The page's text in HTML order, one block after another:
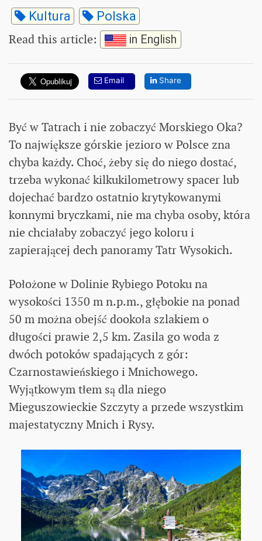
Kultura Polska
Read this article: in English
Email Share
Być w Tatrach i nie zobaczyć Morskiego Oka?
To największe górskie jezioro w Polsce zna
chyba każdy. Choć, żeby się do niego dostać,
trzeba wykonać kilkukilometrowy spacer lub
dojechać bardzo ostatnio krytykowanymi
konnymi bryczkami, nie ma chyba osoby, która
nie chciałaby zobaczyć jego koloru i
zapierającej dech panoramy Tatr Wysokich.
Położone w Dolinie Rybiego Potoku na
wysokości 1350 m n.p.m., głębokie na ponad
50 m można obejść dookoła szlakiem o
długości prawie 2,5 km. Zasila go woda z
dwóch potoków spadających z gór:
Czarnostawieńskiego i Mnichowego.
Wyjątkowym tłem są dla niego
Mieguszowieckie Szczyty a przede wszystkim
majestatyczny Mnich i Rysy.